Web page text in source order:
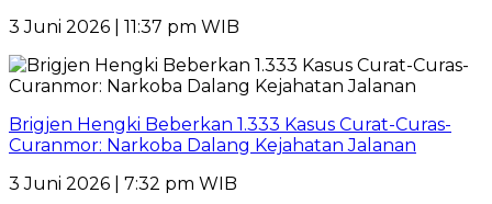
3 Juni 2026 | 11:37 pm WIB
Brigjen Hengki Beberkan 1.333 Kasus Curat-Curas-
Curanmor: Narkoba Dalang Kejahatan Jalanan
3 Juni 2026 | 7:32 pm WIB